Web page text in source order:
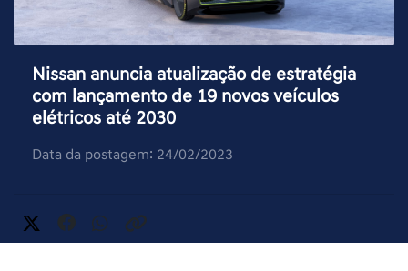
Nissan anuncia atualização de estratégia
com lançamento de 19 novos veículos
elétricos até 2030
Data da postagem: 24/02/2023